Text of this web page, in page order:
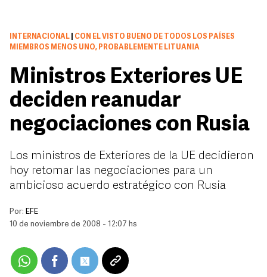
INTERNACIONAL
CON EL VISTO BUENO DE TODOS LOS PAÍSES
MIEMBROS MENOS UNO, PROBABLEMENTE LITUANIA
Ministros Exteriores UE
deciden reanudar
negociaciones con Rusia
Los ministros de Exteriores de la UE decidieron
hoy retomar las negociaciones para un
ambicioso acuerdo estratégico con Rusia
Por: EFE
10 de noviembre de 2008 - 12:07 hs